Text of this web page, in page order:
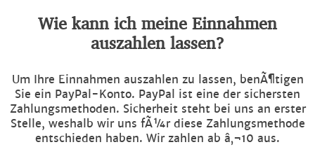
Wie kann ich meine Einnahmen
auszahlen lassen?
Um Ihre Einnahmen auszahlen zu lassen, benÃ¶tigen
Sie ein PayPal-Konto. PayPal ist eine der sichersten
Zahlungsmethoden. Sicherheit steht bei uns an erster
Stelle, weshalb wir uns fÃ¼r diese Zahlungsmethode
entschieden haben. Wir zahlen ab â‚¬10 aus.